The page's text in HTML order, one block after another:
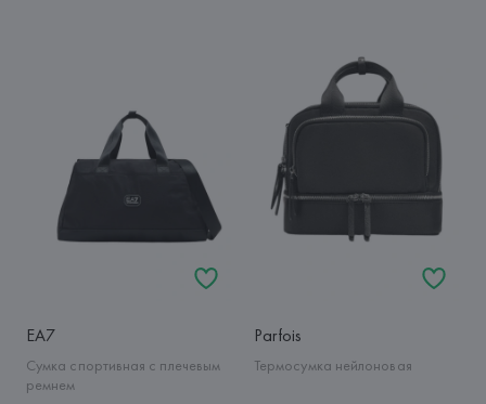
EA7
Сумка спортивная с плечевым
ремнем
Parfois
Термосумка нейлоновая